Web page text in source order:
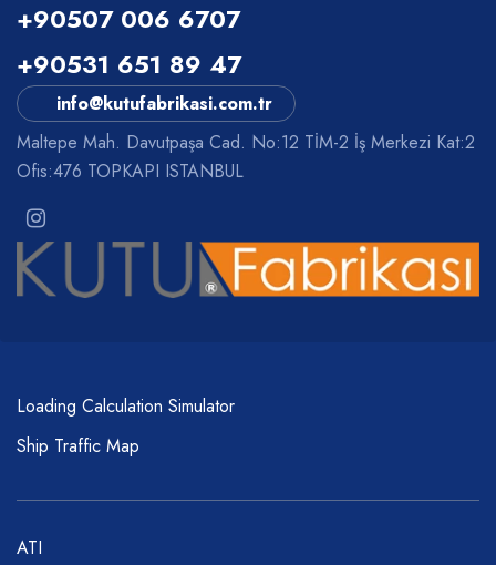
+90507 006 6707
+90531 651 89 47
info@kutufabrikasi.com.tr
Maltepe Mah. Davutpaşa Cad. No:12 TİM-2 İş Merkezi Kat:2
Ofis:476 TOPKAPI ISTANBUL
Loading Calculation Simulator
Ship Traffic Map
ATI